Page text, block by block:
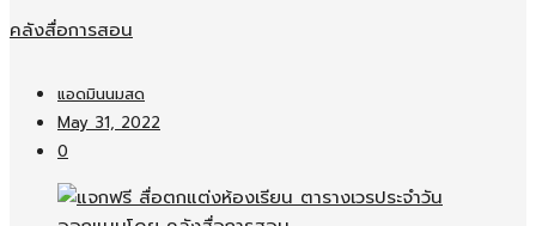
คลังสื่อการสอน
แอดมินนมสด
May 31, 2022
0